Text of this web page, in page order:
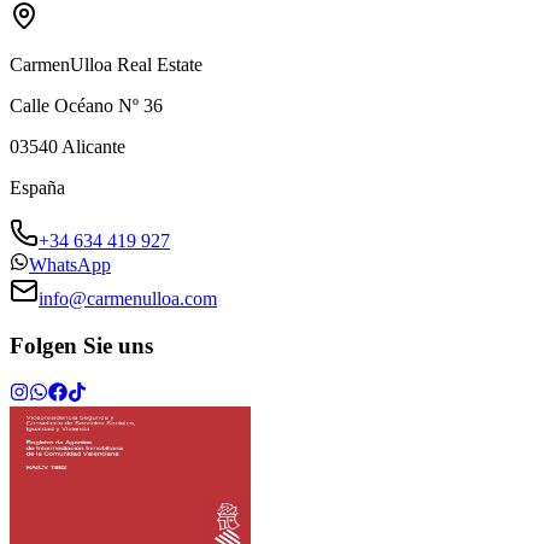
CarmenUlloa Real Estate
Calle Océano Nº 36
03540 Alicante
España
+34 634 419 927
WhatsApp
info@carmenulloa.com
Folgen Sie uns